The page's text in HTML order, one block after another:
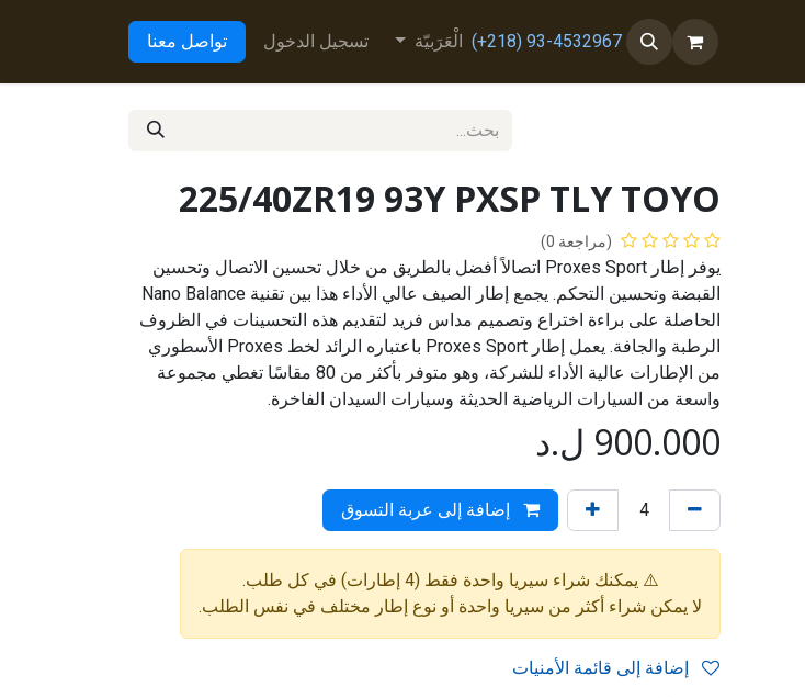
93-4532967 (218+) الْعَرَبيّة تسجيل الدخول تواصل معنا
225/40ZR19 93Y PXSP TLY TOYO
(مراجعة 0)
يوفر إطار Proxes Sport اتصالاً أفضل بالطريق من خلال تحسين الاتصال وتحسين
القبضة وتحسين التحكم. يجمع إطار الصيف عالي الأداء هذا بين تقنية Nano Balance
الحاصلة على براءة اختراع وتصميم مداس فريد لتقديم هذه التحسينات في الظروف
الرطبة والجافة. يعمل إطار Proxes Sport باعتباره الرائد لخط Proxes الأسطوري
من الإطارات عالية الأداء للشركة، وهو متوفر بأكثر من 80 مقاسًا تغطي مجموعة
واسعة من السيارات الرياضية الحديثة وسيارات السيدان الفاخرة.
900.000 ل.د
إضافة إلى عربة التسوق
⚠️ يمكنك شراء سيريا واحدة فقط (4 إطارات) في كل طلب.
لا يمكن شراء أكثر من سيريا واحدة أو نوع إطار مختلف في نفس الطلب.